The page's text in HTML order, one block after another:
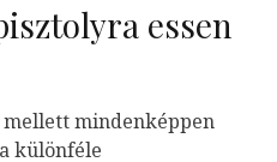
essen
mindenképpen
különféle